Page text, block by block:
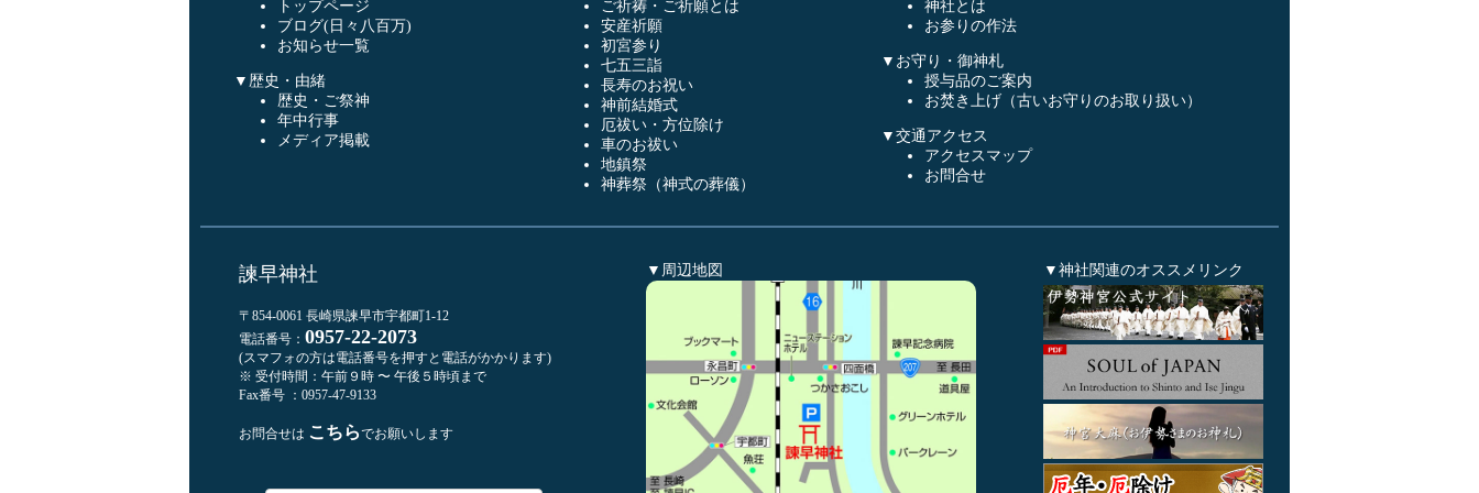
トップページ
ブログ(日々八百万)
お知らせ一覧
▼歴史・由緒
歴史・ご祭神
年中行事
メディア掲載
ご祈祷・ご祈願とは
安産祈願
初宮参り
七五三詣
長寿のお祝い
神前結婚式
厄祓い・方位除け
車のお祓い
地鎮祭
神葬祭（神式の葬儀）
神社とは
お参りの作法
▼お守り・御神札
授与品のご案内
お焚き上げ（古いお守りのお取り扱い）
▼交通アクセス
アクセスマップ
お問合せ
諫早神社
〒854-0061 長崎県諫早市宇都町1-12
電話番号： 0957-22-2073
(スマフォの方は電話番号を押すと電話がかかります)
※ 受付時間：午前９時 〜 午後５時頃まで
Fax番号 ：0957-47-9133
お問合せは こちらでお願いします
▼周辺地図 ▼神社関連のオススメリンク